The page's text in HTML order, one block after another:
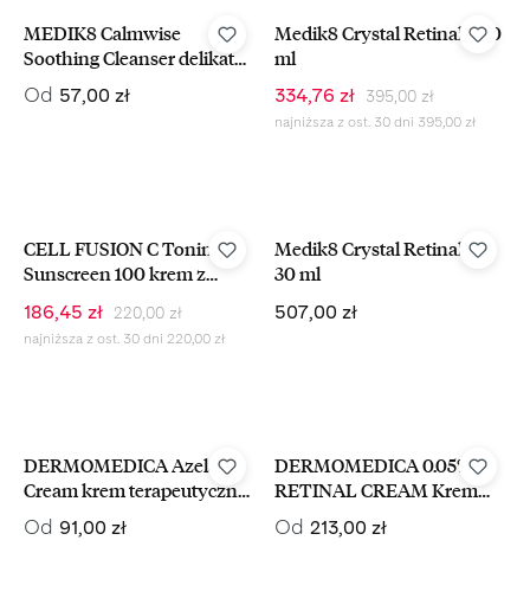
MEDIK8 Calmwise
Soothing Cleanser delikatna
pianka do skóry
naczyniowej
Cena regularna:
Od 57,00 zł
Medik8 Crystal Retinal 6 30
ml
Cena sprzedaży:
334,76 zł Cena regularna:
395,00 zł
najniższa z ost. 30 dni 395,00 zł
CELL FUSION C Toning
Sunscreen 100 krem z
przebarwieniami 2x35 ml
Cena sprzedaży:
186,45 zł Cena regularna:
220,00 zł
najniższa z ost. 30 dni 220,00 zł
Medik8 Crystal Retinal 10
30 ml
Cena regularna:
507,00 zł
DERMOMEDICA Azelaic
Cream krem terapeutyczny
i przeciwzapalny z kwasem
azelainowym
Cena regularna:
Od 91,00 zł
DERMOMEDICA 0.05%
RETINAL CREAM Krem
Przeciwstarzeniowy Z
Retinalem
Cena regularna:
Od 213,00 zł